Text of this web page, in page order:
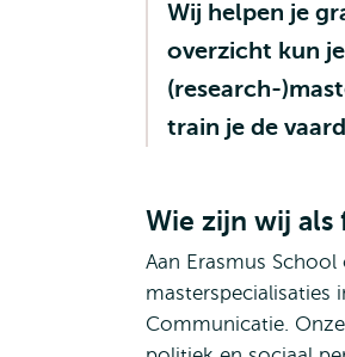
Wij helpen je
overzicht kun
(research-
train je de
Wie zijn wij als
Aan Erasmus
masterspecialisaties
Communicatie.